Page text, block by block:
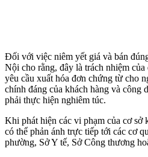
Đối với việc niêm yết giá và bán
Nội cho rằng, đây là trách nhiệm
yêu cầu xuất hóa đơn chứng từ cho
chính đáng của khách hàng và công
phải thực hiện nghiêm túc.
Khi phát hiện các vi phạm của cơ sở
có thể phản ánh trực tiếp tới các cơ
phường, Sở Y tế, Sở Công thương